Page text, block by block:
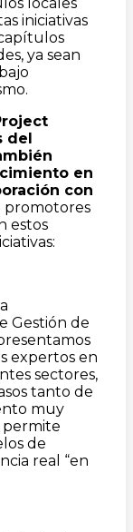
iniciativas
ya sean
del
en
con
promotores
estos
Gestión de
expertos en
sectores,
tanto de
muy
permite
de
real “en